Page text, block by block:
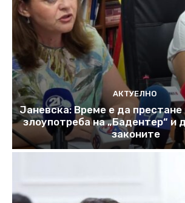
АКТУЕЛНО
Јаневска: Време е да
злоупотреба на „Бадентер“ и
законите